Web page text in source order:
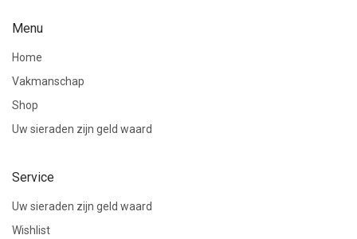
Menu
Home
Vakmanschap
Shop
Uw sieraden zijn geld waard
Service
Uw sieraden zijn geld waard
Wishlist